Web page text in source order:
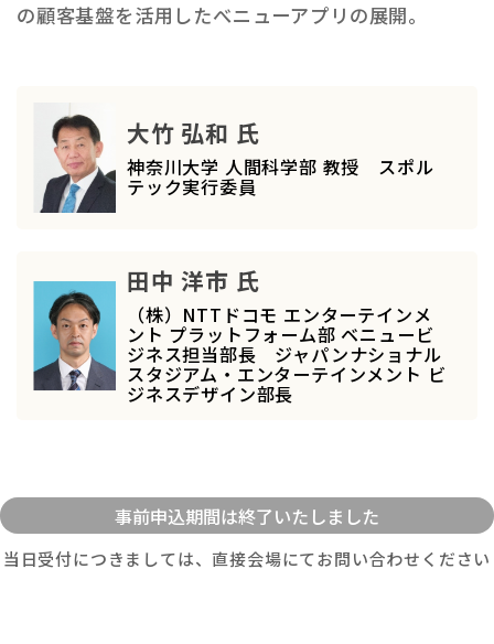
の顧客基盤を活用したべニューアプリの展開。
大竹 弘和 氏
神奈川大学 人間科学部 教授 スポル
テック実行委員
田中 洋市 氏
（株）NTTドコモ エンターテインメ
ント プラットフォーム部 ベニュービ
ジネス担当部長 ジャパンナショナル
スタジアム・エンターテインメント ビ
ジネスデザイン部長
当日受付につきましては、直接会場にてお問い合わせください